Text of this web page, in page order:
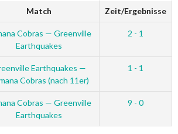
Match Zeit/Ergebnisse
Cobras — Greenville
Earthquakes
2 - 1
Earthquakes —
Cobras (nach 11er)
1 - 1
Cobras — Greenville
Earthquakes
9 - 0